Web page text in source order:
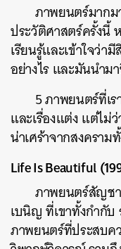
ภาพยนตร์มากม
ประวัติศาสตร์ครั้งนี้
เรียนรู้และเข้าใจว่า
อย่างไร และมันนำ
5 ภาพยนตร์ที่เ
และเรื่องแต่ง แต่ไม่
น่าเศร้าจากสงคราม
Life Is Beautiful
ภาพยนตร์สัญชา
เบนิญ ที่เขาทั้งกำกับ
ภาพยนตร์ที่ประสบค